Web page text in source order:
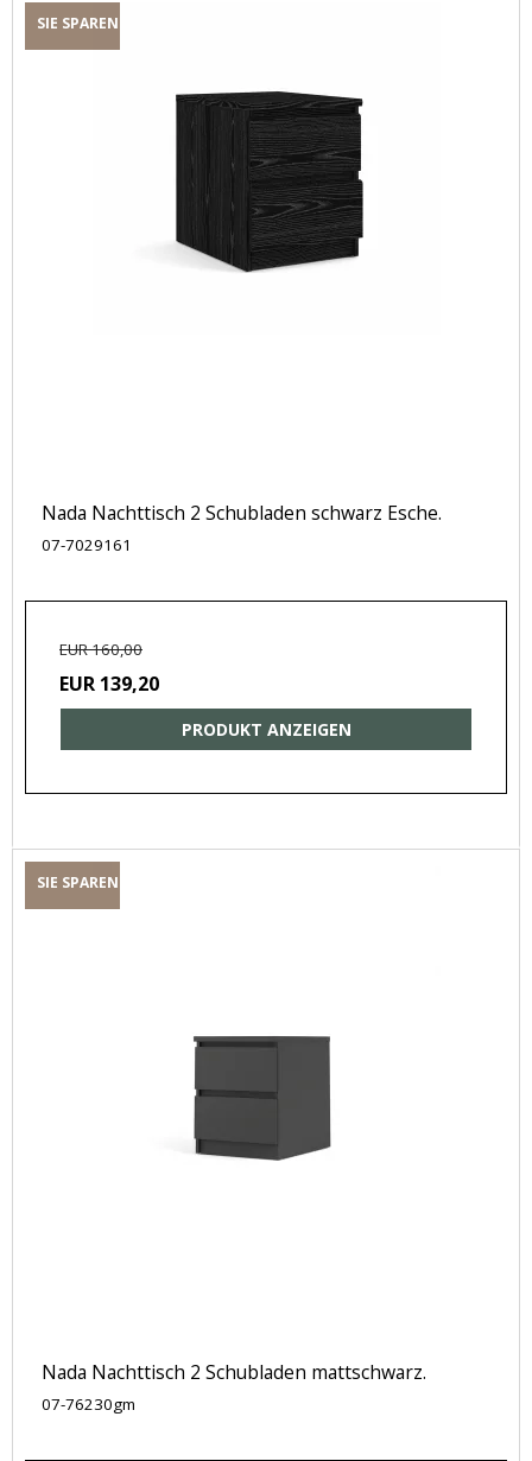
SIE SPAREN
Nada Nachttisch 2 Schubladen schwarz Esche.
07-7029161
EUR 160,00
EUR 139,20
PRODUKT ANZEIGEN
SIE SPAREN
Nada Nachttisch 2 Schubladen mattschwarz.
07-76230gm